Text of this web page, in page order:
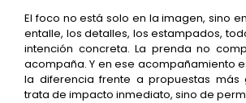
El foco no está solo en la imagen, sino
entalle, los detalles, los estampados,
intención concreta. La prenda no
acompaña. Y en ese acompañamiento
la diferencia frente a propuestas más
trata de impacto inmediato, sino de